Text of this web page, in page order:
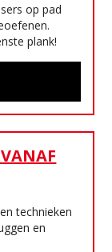
op pad
plank!
technieken
en